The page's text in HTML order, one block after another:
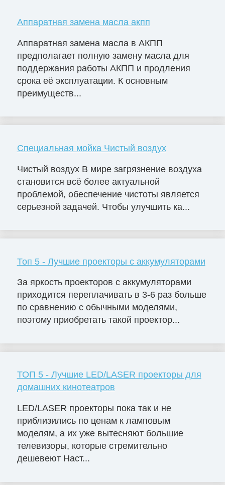
Аппаратная замена масла акпп
Аппаратная замена масла в АКПП
предполагает полную замену масла для
поддержания работы АКПП и продления
срока её эксплуатации. К основным
преимуществ...
Специальная мойка Чистый воздух
Чистый воздух В мире загрязнение воздуха
становится всё более актуальной
проблемой, обеспечение чистоты является
серьезной задачей. Чтобы улучшить ка...
Топ 5 - Лучшие проекторы с аккумуляторами
За яркость проекторов с аккумуляторами
приходится переплачивать в 3-6 раз больше
по сравнению с обычными моделями,
поэтому приобретать такой проектор...
ТОП 5 - Лучшие LED/LASER проекторы для
домашних кинотеатров
LED/LASER проекторы пока так и не
приблизились по ценам к ламповым
моделям, а их уже вытесняют большие
телевизоры, которые стремительно
дешевеют Наст...